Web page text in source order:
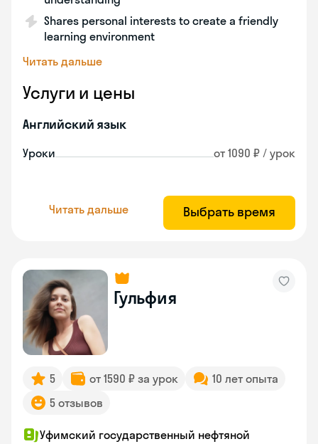
Shares personal interests to create a friendly
learning environment
Читать дальше
Услуги и цены
Английский язык
Уроки от 1090 ₽ / урок
Читать дальше Выбрать время
Гульфия
5 от 1590 ₽ за урок
10 лет опыта
5 отзывов
Уфимский государственный нефтяной